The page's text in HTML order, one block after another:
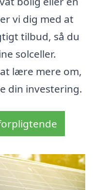
vi dig med at
tilbud, så du
solceller.
lære mere om,
din investering.